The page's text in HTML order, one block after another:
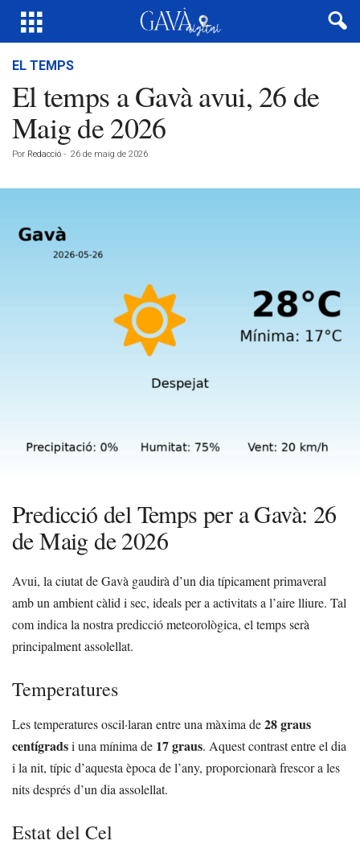
EL TEMPS
El temps a Gavà avui, 26 de
Maig de 2026
Por Redacció - 26 de maig de 2026
Predicció del Temps per a Gavà: 26
de Maig de 2026
Avui, la ciutat de Gavà gaudirà d’un dia típicament primaveral
amb un ambient càlid i sec, ideals per a activitats a l’aire lliure. Tal
com indica la nostra predicció meteorològica, el temps serà
principalment assolellat.
Temperatures
Les temperatures oscil·laran entre una màxima de28 graus
centígradsi una mínima de 17 graus. Aquest contrast entre el dia
i la nit, típic d’aquesta època de l’any, proporcionarà frescor a les
nits després d’un dia assolellat.
Estat del Cel